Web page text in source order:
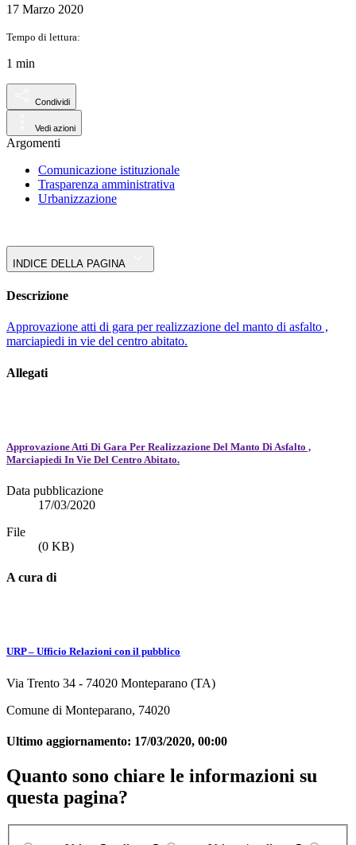
17 Marzo 2020
Tempo di lettura:
1 min
Condividi
Vedi azioni
Argomenti
Comunicazione istituzionale
Trasparenza amministrativa
Urbanizzazione
INDICE DELLA PAGINA
Descrizione
Approvazione atti di gara per realizzazione del manto di asfalto ,
marciapiedi in vie del centro abitato.
Allegati
Approvazione Atti Di Gara Per Realizzazione Del Manto Di Asfalto ,
Marciapiedi In Vie Del Centro Abitato.
Data pubblicazione
17/03/2020
File
(0 KB)
A cura di
URP – Ufficio Relazioni con il pubblico
Via Trento 34 - 74020 Monteparano (TA)
Comune di Monteparano, 74020
Ultimo aggiornamento: 17/03/2020, 00:00
Quanto sono chiare le informazioni su
questa pagina?